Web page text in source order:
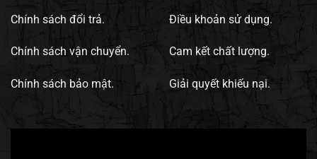
Chính sách đổi trả.
Chính sách vận chuyển.
Chính sách bảo mật.
Điều khoản sử dụng.
Cam kết chất lượng.
Giải quyết khiếu nại.